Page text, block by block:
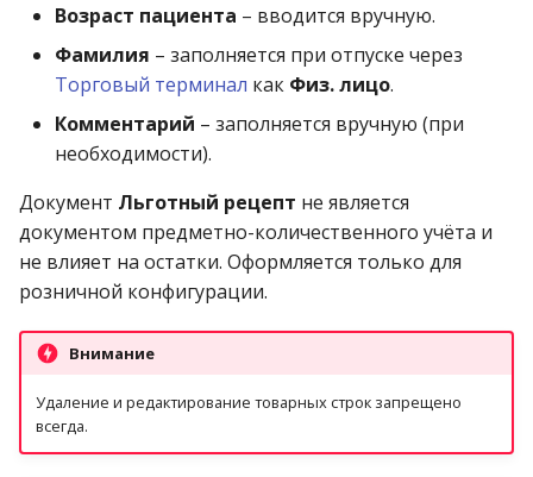
Статотчёт по группам
товара (Генератор)
Формы 7-МЗ, 11-МЗ
Экспорт-импорт
данных
Возраст пациента – вводится вручную.
Фамилия – заполняется при отпуске через
Торговый терминал как Физ. лицо.
Комментарий – заполняется вручную (при
необходимости).
Документ Льготный рецепт не является
документом предметно-количественного учёта и
не влияет на остатки. Оформляется только для
розничной конфигурации.
Внимание
Удаление и редактирование товарных строк запрещено
всегда.